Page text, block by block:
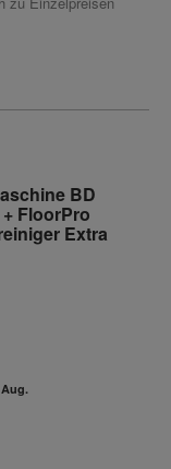
BD
FloorPro
Extra